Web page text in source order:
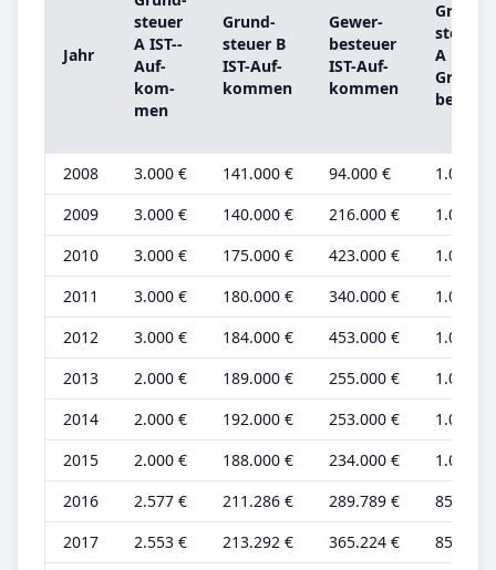
Jahr
steu­er
A IST-­
Auf­
kom­
men
Grund­
steu­er B
IST-­Auf­
kom­men
Ge­wer­
be­steu­er
IST-­Auf­
kom­men
Grund­
steu­er
A
Grund­
be­trag
2008 3.000 € 141.000 € 94.000 €
1.000 €
2009
3.000 € 140.000 € 216.000 €
1.000 €
2010
3.000 € 175.000 € 423.000 €
1.000 €
2011
3.000 € 180.000 € 340.000 €
1.000 €
2012
3.000 € 184.000 € 453.000 €
1.000 €
2013
2.000 € 189.000 € 255.000 €
1.000 €
2014
2.000 € 192.000 € 253.000 €
1.000 €
2015
2.000 € 188.000 € 234.000 €
1.000 €
2016
2.577 € 211.286 € 289.789 €
859 €
2017
2.553 € 213.292 € 365.224 €
851 €